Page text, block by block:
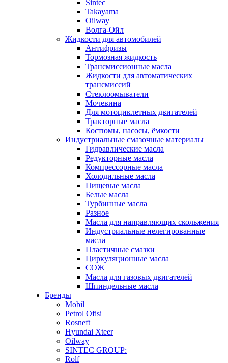
Sintec
Takayama
Oilway
Волга-Ойл
Жидкости для автомобилей
Антифризы
Тормозная жидкость
Трансмиссионные масла
Жидкости для автоматических
трансмиссий
Стеклоомыватели
Мочевина
Для мотоциклетных двигателей
Тракторные масла
Костюмы, насосы, ёмкости
Индустриальные смазочные материалы
Гидравлические масла
Редукторные масла
Компрессорные масла
Холодильные масла
Пищевые масла
Белые масла
Турбинные масла
Разное
Масла для направляющих скольжения
Индустриальные нелегированные
масла
Пластичные смазки
Циркуляционные масла
СОЖ
Масла для газовых двигателей
Шпиндельные масла
Бренды
Mobil
Petrol Ofisi
Rosneft
Hyundai Xteer
Oilway
SINTEC GROUP:
Rolf